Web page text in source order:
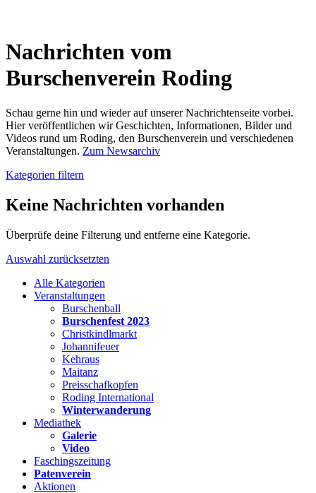
Nachrichten vom
Burschenverein Roding
Schau gerne hin und wieder auf unserer Nachrichtenseite vorbei.
Hier veröffentlichen wir Geschichten, Informationen, Bilder und
Videos rund um Roding, den Burschenverein und verschiedenen
Veranstaltungen. Zum Newsarchiv
Kategorien filtern
Keine Nachrichten vorhanden
Überprüfe deine Filterung und entferne eine Kategorie.
Auswahl zurücksetzten
Alle Kategorien
Veranstaltungen
Burschenball
Burschenfest 2023
Christkindlmarkt
Johannifeuer
Kehraus
Maitanz
Preisschafkopfen
Roding International
Winterwanderung
Mediathek
Galerie
Video
Faschingszeitung
Patenverein
Aktionen